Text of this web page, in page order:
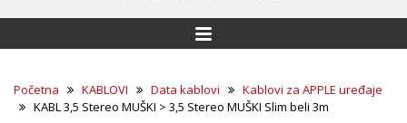
Početna KABLOVI Data kablovi
Kablovi za APPLE uređaje
KABL 3,5 Stereo MUŠKI > 3,5 Stereo MUŠKI Slim beli 3m